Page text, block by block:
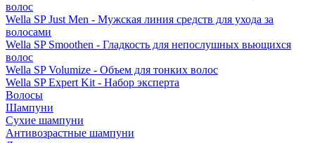
волос
Wella SP Just Men - Мужская линия средств для ухода за
волосами
Wella SP Smoothen - Гладкость для непослушных вьющихся
волос
Wella SP Volumize - Объем для тонких волос
Wella SP Expert Kit - Набор эксперта
Волосы
Шампуни
Сухие шампуни
Антивозрастные шампуни